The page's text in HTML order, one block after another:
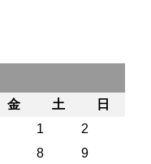
金 土
日
1
2
8
9